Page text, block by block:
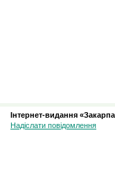
Інтернет-видання
Надіслати повідомлення